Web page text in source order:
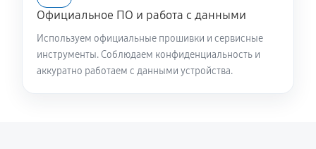
Замена подшипника колеса
590 руб 60 минут
Официальное ПО и работа с данными
Используем официальные прошивки и сервисные
инструменты. Соблюдаем конфиденциальность и
аккуратно работаем с данными устройства.